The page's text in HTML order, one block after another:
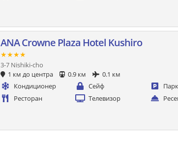
ANA Crowne Plaza Hotel Kushiro
★★★★
3-7 Nishiki-cho
1 км до центра
0.9 км
0.1 км
Кондиционер
Сейф
Ресторан
Телевизор